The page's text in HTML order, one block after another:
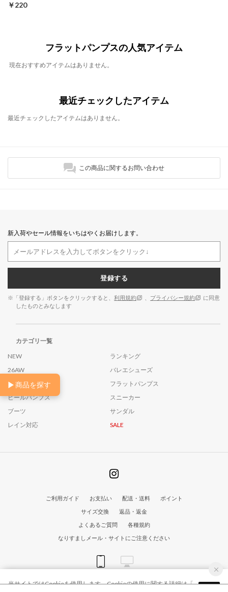
▶商品を探す
￥220
フラットパンプスの人気アイテム
現在おすすめアイテムはありません。
最近チェックしたアイテム
最近チェックしたアイテムはありません。
この商品に関するお問い合わせ
新入荷やセール情報をいちはやくお届けします。
登録する
※「登録する」ボタンをクリックすると、 利用規約 プライバシー規約
に同意
したものとみなします
カテゴリ一覧
NEW
ランキング
26AW
バレエシューズ
ローファー
フラットパンプス
ヒールパンプス
スニーカー
ブーツ
サンダル
レイン対応
SALE
ご利用ガイド お支払い 配送・送料
ポイント
サイズ交換
返品・返金
よくあるご質問
各種規約
なりすましメール・サイトにご注意ください
© EmmaFrancis All Rights Reserved
当サイトではCookieを使用します。Cookieの使用に関する詳細は「